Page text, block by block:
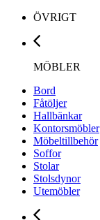
ÖVRIGT
MÖBLER
Bord
Fåtöljer
Hallbänkar
Kontorsmöbler
Möbeltillbehör
Soffor
Stolar
Stolsdynor
Utemöbler